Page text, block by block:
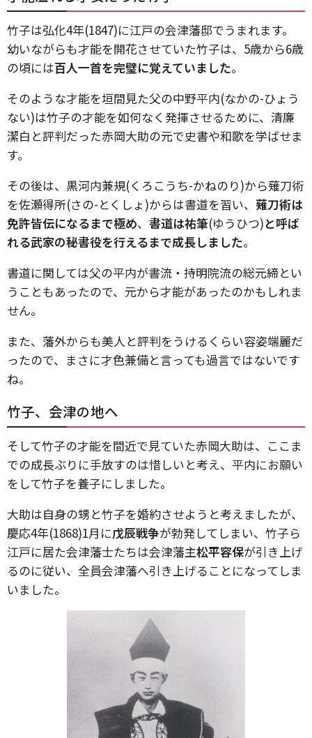
竹子は弘化4年(1847)に江戸の会津藩邸でうまれます。
幼いながらも才能を開花させていた竹子は、5歳から6歳
の頃には百人一首を完璧に覚えていました。
そのような才能を垣間見た父の中野平内(なかの-ひょう
ない)は竹子の才能を如何なく発揮させるために、清廉
潔白と評判だった赤岡大助の元で史書や和歌を学ばせま
す。
その後は、黒河内兼規(くろこうち-かねのり)から薙刀術
を佐瀬得所(さの-とくしょ)からは書道を習い、 薙刀術は
免許皆伝になるまで極め、 書道は祐筆(ゆうひつ)と呼ば
れる武家の秘書役を行えるまで成長しました。
書道に関しては父の平内が書流・持明院流の総元締とい
うこともあったので、元から才能があったのかもしれま
せん。
また、藩外からも美人と評判をうけるくらい容姿端麗だ
ったので、まさに才色兼備と言っても過言ではないです
ね。
竹子、会津の地へ
そして竹子の才能を間近で見ていた赤岡大助は、ここま
での成長ぶりに手放すのは惜しいと考え、平内にお願い
をして竹子を養子にしました。
大助は自身の甥と竹子を婚約させようと考えましたが、
慶応4年(1868)1月に戊辰戦争が勃発してしまい、竹子ら
江戸に居た会津藩士たちは会津藩主松平容保が引き上げ
るのに従い、全員会津藩へ引き上げることになってしま
いました。